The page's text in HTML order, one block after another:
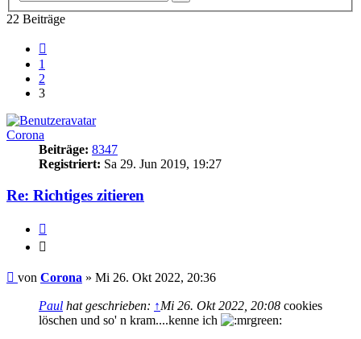
22 Beiträge
1
2
3
Corona
Beiträge: 8347
Registriert: Sa 29. Jun 2019, 19:27
Re: Richtiges zitieren
Beitrag
von Corona » Mi 26. Okt 2022, 20:36
Paul hat geschrieben: ↑Mi 26. Okt 2022, 20:08 cookies
löschen und so' n kram....kenne ich